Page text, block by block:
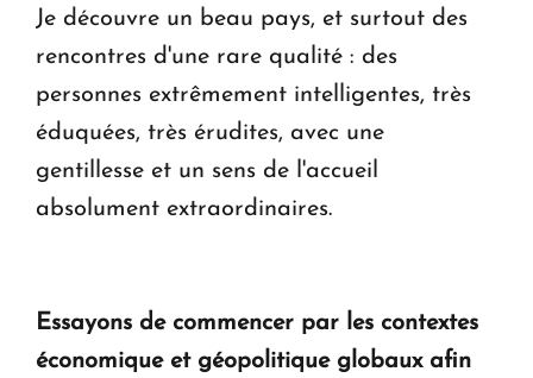
Je découvre un beau pays, et surtout des
rencontres d'une rare qualité : des
personnes extrêmement intelligentes, très
éduquées, très érudites, avec une
gentillesse et un sens de l'accueil
absolument extraordinaires.
Essayons de commencer par les contextes
économique et géopolitique globaux afin